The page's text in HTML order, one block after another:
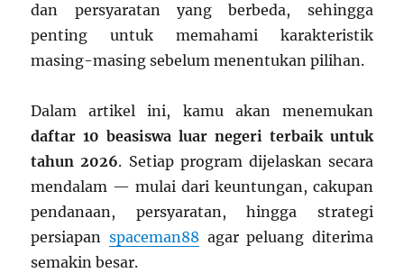
dan persyaratan yang berbeda, sehingga
penting untuk memahami karakteristik
masing-masing sebelum menentukan pilihan.
Dalam artikel ini, kamu akan menemukan
daftar 10 beasiswa luar negeri terbaik untuk
tahun 2026. Setiap program dijelaskan secara
mendalam — mulai dari keuntungan, cakupan
pendanaan, persyaratan, hingga strategi
persiapan spaceman88 agar peluang diterima
semakin besar.